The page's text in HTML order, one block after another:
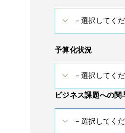
予算化状況
ビジネス課題への関